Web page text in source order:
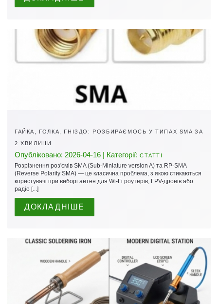
ГАЙКА, ГОЛКА, ГНІЗДО: РОЗБИРАЄМОСЬ У ТИПАХ SMA ЗА
2 ХВИЛИНИ
Опубліковано: 2026-04-16 | Категорії: СТАТТІ
Розрізнення роз'ємів SMA (Sub-Miniature version A) та RP-SMA
(Reverse Polarity SMA) — це класична проблема, з якою стикаються
користувачі при виборі антен для Wi-Fi роутерів, FPV-дронів або
радіо [...]
ДОКЛАДНІШЕ